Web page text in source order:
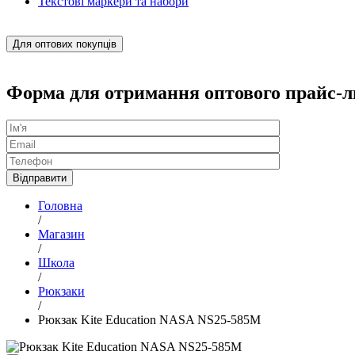
Для оптових покупців
Форма для отримання оптового прайс-
Головна
/
Магазин
/
Школа
/
Рюкзаки
/
Рюкзак Kite Education NASA NS25-585M